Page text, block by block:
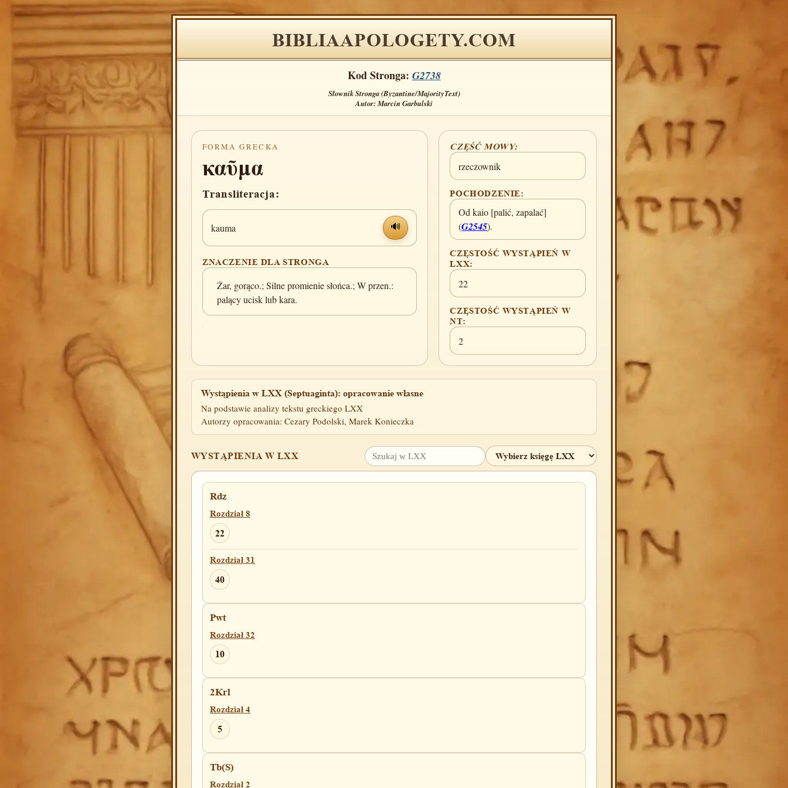
BIBLIAAPOLOGETY.COM
Kod Stronga: G2738
Słownik Stronga (Byzantine/MajorityText)
Autor: Marcin Garbulski
FORMA GRECKA
καῦμα
Transliteracja:
kauma 🔊
ZNACZENIE DLA STRONGA
Żar, gorąco.; Silne promienie słońca.; W przen.:
palący ucisk lub kara.
CZĘŚĆ MOWY:
rzeczownik
POCHODZENIE:
Od kaio [palić, zapalać]
(G2545).
CZĘSTOŚĆ WYSTĄPIEŃ W
LXX:
22
CZĘSTOŚĆ WYSTĄPIEŃ W
NT:
2
Wystąpienia w LXX (Septuaginta): opracowanie własne
Na podstawie analizy tekstu greckiego LXX
Autorzy opracowania: Cezary Podolski, Marek Konieczka
WYSTĄPIENIA W LXX
Rdz
Rozdział 8
22
Rozdział 31
40
Pwt
Rozdział 32
10
2Krl
Rozdział 4
5
Tb(S)
Rozdział 2